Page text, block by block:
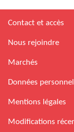
Contact et accès
Nous rejoindre
Marchés
Données
Mentions légales
Modifications